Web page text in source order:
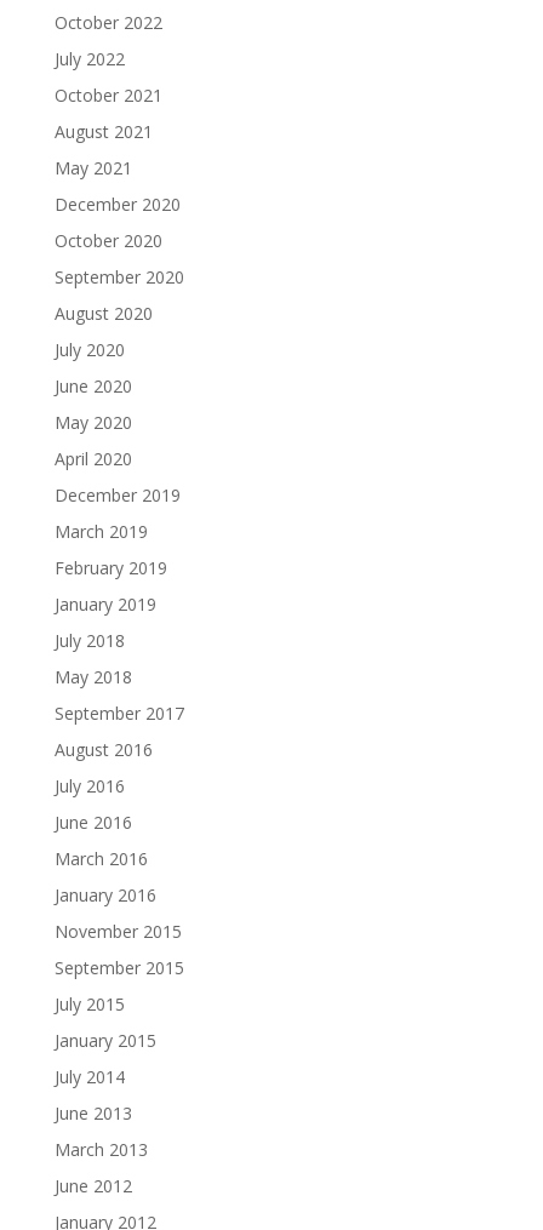
October 2022
July 2022
October 2021
August 2021
May 2021
December 2020
October 2020
September 2020
August 2020
July 2020
June 2020
May 2020
April 2020
December 2019
March 2019
February 2019
January 2019
July 2018
May 2018
September 2017
August 2016
July 2016
June 2016
March 2016
January 2016
November 2015
September 2015
July 2015
January 2015
July 2014
June 2013
March 2013
June 2012
January 2012